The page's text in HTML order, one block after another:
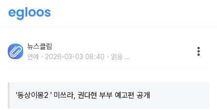
년차' 미쓰라, 권다현 부부 일상 모습
뉴스클립
연예 2026-03-03 08:40 읽음 ...
'동상이몽2 ' 미쓰라, 권다현 부부 예고편 공개